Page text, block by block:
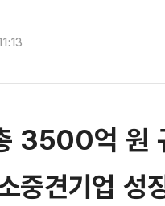
3500억 원
중견기업 성